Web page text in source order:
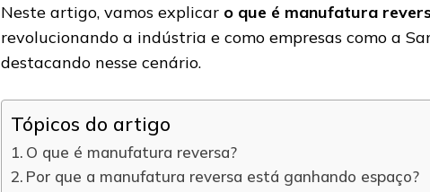
Neste artigo, vamos explicar o que é manufatura
revolucionando a indústria e como empresas como a
destacando nesse cenário.
Tópicos do artigo
O que é manufatura reversa?
Por que a manufatura reversa está ganhando espaço?